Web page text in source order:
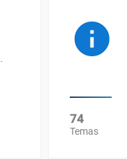
74
Temas